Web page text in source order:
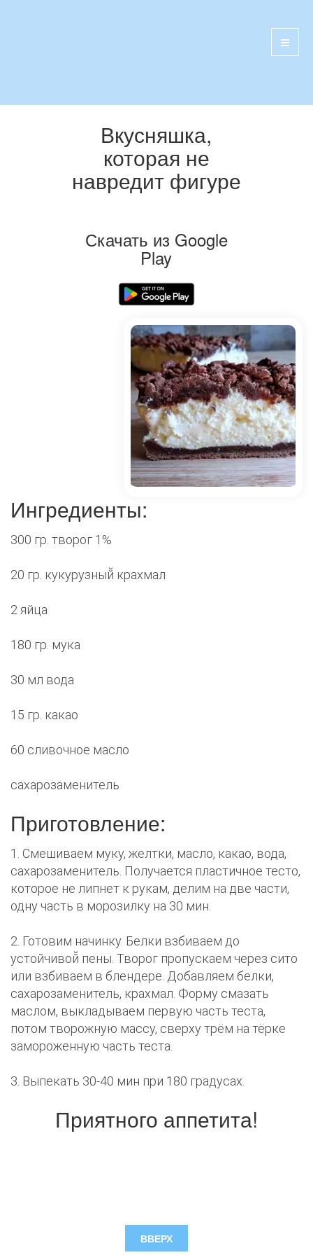
Вкусняшка,
которая не
навредит фигуре
Скачать из Google
Play
Ингредиенты:
300 гр. творог 1%
20 гр. кукурузный̆ крахмал
2 яйца
180 гр. мука
30 мл вода
15 гр. какао
60 сливочное масло
сахарозаменитель
Приготовление:
1. Смешиваем муку, желтки, масло, какао, вода,
сахарозаменитель. Получается пластичное тесто,
которое не липнет к рукам, делим на две части,
одну часть в морозилку на 30 мин.
2. Готовим начинку. Белки взбиваем до
устойчивой̆ пены. Творог пропускаем через сито
или взбиваем в блендере. Добавляем белки,
сахарозаменитель, крахмал. Форму смазать
маслом, выкладываем первую часть теста,
потом творожную массу, сверху трём на тёрке
замороженную часть теста.
3. Выпекать 30-40 мин при 180 градусах.
Приятного аппетита!
ВВЕРХ